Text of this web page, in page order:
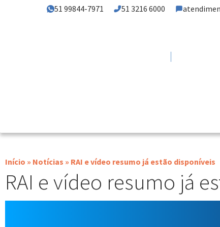
51 99844-7971 51 3216 6000
Início » Notícias » RAI e vídeo resumo já estão disponíveis
RAI e vídeo resumo já